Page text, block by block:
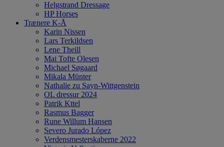
Helgstrand Dressage
HP Horses
Trænere K-Å
Karin Nissen
Lars Terkildsen
Lene Theill
Mai Tofte Olesen
Michael Søgaard
Mikala Münter
Nathalie zu Sayn-Wittgenstein
OL dressur 2024
Patrik Kttel
Rasmus Bagger
Rune Willum Hansen
Severo Jurado López
Verdensmesterskaberne 2022